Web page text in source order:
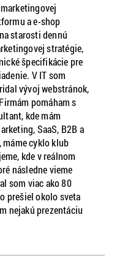
a e-shop
starosti dennú
stratégie,
špecifikácie pre
V IT som
vývoj webstránok,
pomáham s
kde mám
SaaS, B2B a
máme cyklo klub
kde v reálnom
následne vieme
som viac ako 80
prešiel okolo sveta
nejakú prezentáciu